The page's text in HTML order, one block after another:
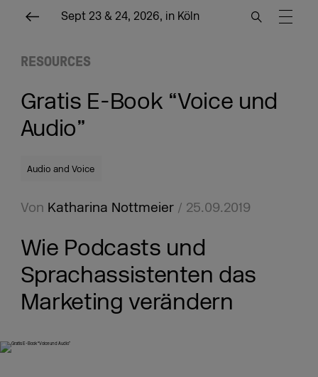
Sept 23 & 24, 2026, in Köln
RESOURCES
Gratis E-Book “Voice und
Audio”
Audio and Voice
Von Katharina Nottmeier/ 25.09.2019
Wie Podcasts und
Sprachassistenten das
Marketing verändern